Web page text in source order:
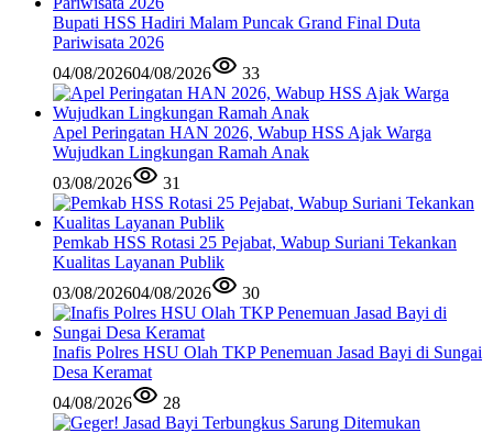
Bupati HSS Hadiri Malam Puncak Grand Final Duta
Pariwisata 2026
04/08/202604/08/2026 33
Apel Peringatan HAN 2026, Wabup HSS Ajak Warga
Wujudkan Lingkungan Ramah Anak
03/08/2026
31
Pemkab HSS Rotasi 25 Pejabat, Wabup Suriani Tekankan
Kualitas Layanan Publik
03/08/202604/08/2026 30
Inafis Polres HSU Olah TKP Penemuan Jasad Bayi di Sungai
Desa Keramat
04/08/2026
28